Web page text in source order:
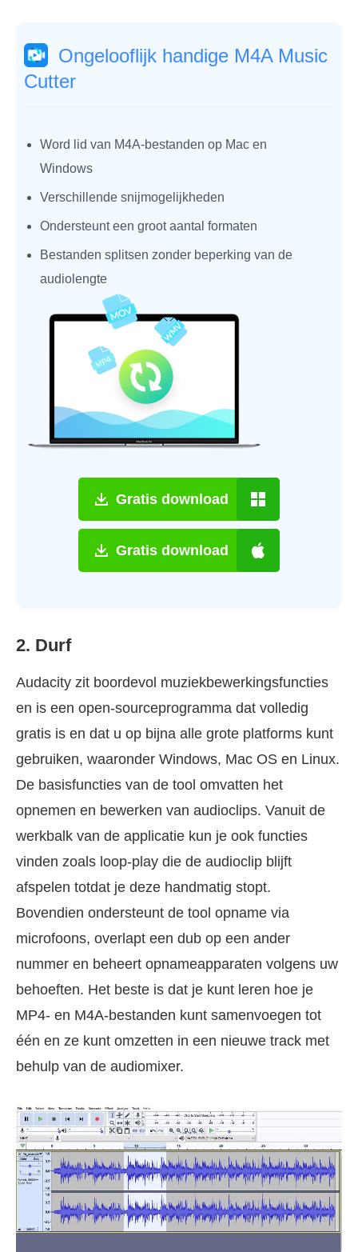
Ongelooflijk handige M4A Music
Cutter
Word lid van M4A-bestanden op Mac en
Windows
Verschillende snijmogelijkheden
Ondersteunt een groot aantal formaten
Bestanden splitsen zonder beperking van de
audiolengte
Gratis download
Gratis download
2. Durf
Audacity zit boordevol muziekbewerkingsfuncties
en is een open-sourceprogramma dat volledig
gratis is en dat u op bijna alle grote platforms kunt
gebruiken, waaronder Windows, Mac OS en Linux.
De basisfuncties van de tool omvatten het
opnemen en bewerken van audioclips. Vanuit de
werkbalk van de applicatie kun je ook functies
vinden zoals loop-play die de audioclip blijft
afspelen totdat je deze handmatig stopt.
Bovendien ondersteunt de tool opname via
microfoons, overlapt een dub op een ander
nummer en beheert opnameapparaten volgens uw
behoeften. Het beste is dat je kunt leren hoe je
MP4- en M4A-bestanden kunt samenvoegen tot
één en ze kunt omzetten in een nieuwe track met
behulp van de audiomixer.